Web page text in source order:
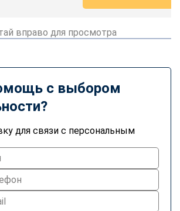
вправо для просмотра
с выбором
для связи с персональным